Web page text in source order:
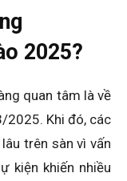
2025?
quan tâm là về
2025. Khi đó, các
trên sàn vì vấn
kiện khiến nhiều